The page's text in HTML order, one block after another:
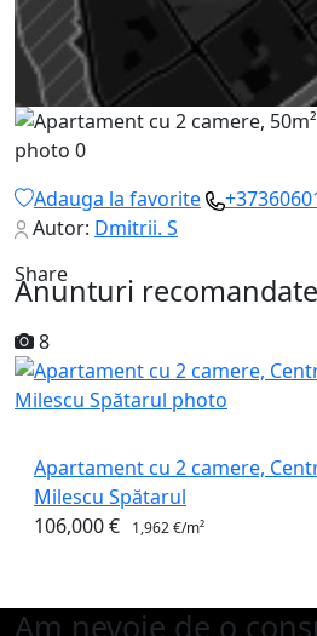
Adauga la favorite
Autor: Dmitrii. S
Share
Anunturi recomandate
8
Apartament cu 2 camere,
Milescu Spătarul
106,000 €
1,962 €/m²
Am nevoie de o